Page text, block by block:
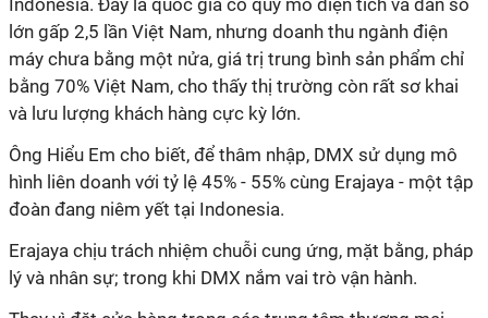
Indonesia. Đây là quốc gia có quy mô diện tích và dân số
lớn gấp 2,5 lần Việt Nam, nhưng doanh thu ngành điện
máy chưa bằng một nửa, giá trị trung bình sản phẩm chỉ
bằng 70% Việt Nam, cho thấy thị trường còn rất sơ khai
và lưu lượng khách hàng cực kỳ lớn.
Ông Hiểu Em cho biết, để thâm nhập, DMX sử dụng mô
hình liên doanh với tỷ lệ 45% - 55% cùng Erajaya - một tập
đoàn đang niêm yết tại Indonesia.
Erajaya chịu trách nhiệm chuỗi cung ứng, mặt bằng, pháp
lý và nhân sự; trong khi DMX nắm vai trò vận hành.